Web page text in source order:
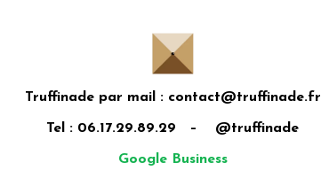
Truffinade par mail : contact@truffinade.fr
Tel : 06.17.29.89.29 – @truffinade
Google Business